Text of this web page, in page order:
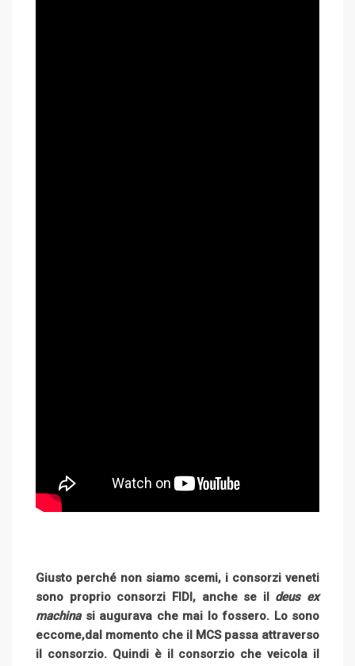
Giusto perché non siamo scemi, i consorzi veneti
sono proprio consorzi FIDI, anche se il deus ex
machinasi augurava che mai lo fossero. Lo sono
eccome,dal momento che il MCS passa attraverso
il consorzio. Quindi è il consorzio che veicola il